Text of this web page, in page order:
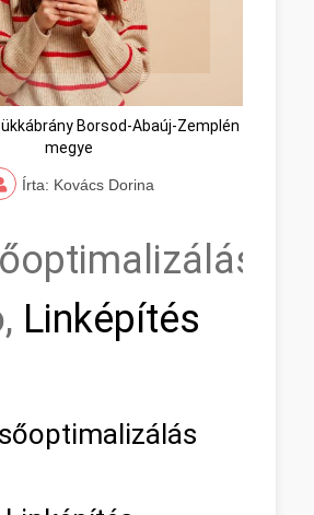
Borsod-Abaúj-Zemplén
megye
Írta: Kovács Dorina
Linképítés